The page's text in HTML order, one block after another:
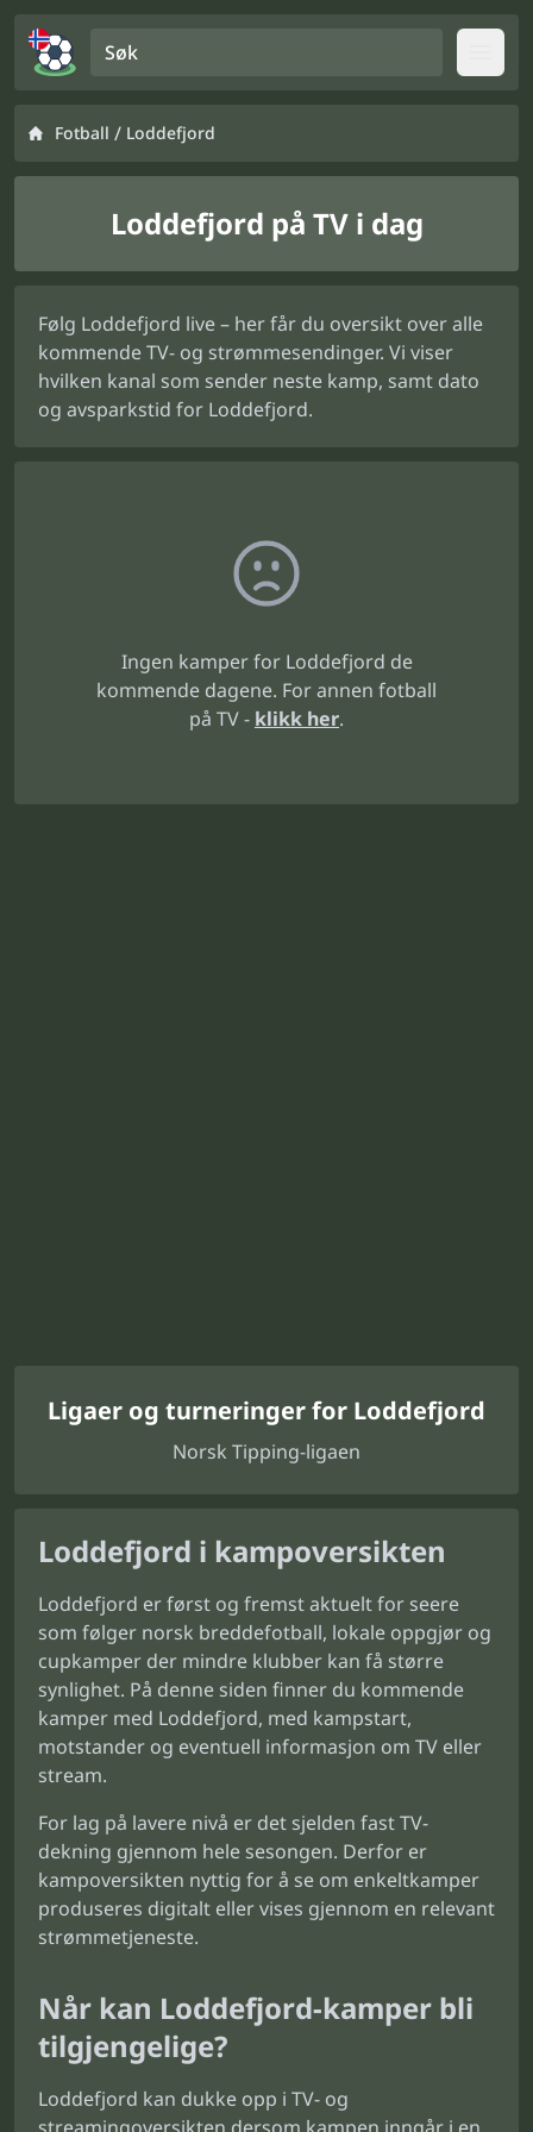
Fotball / Loddefjord
Loddefjord på TV i dag
Følg Loddefjord live – her får du oversikt over alle
kommende TV- og strømmesendinger. Vi viser
hvilken kanal som sender neste kamp, samt dato
og avsparkstid for Loddefjord.
Ingen kamper for Loddefjord de
kommende dagene. For annen fotball
på TV - klikk her.
Ligaer og turneringer for Loddefjord
Norsk Tipping-ligaen
Loddefjord i kampoversikten
Loddefjord er først og fremst aktuelt for seere
som følger norsk breddefotball, lokale oppgjør og
cupkamper der mindre klubber kan få større
synlighet. På denne siden finner du kommende
kamper med Loddefjord, med kampstart,
motstander og eventuell informasjon om TV eller
stream.
For lag på lavere nivå er det sjelden fast TV-
dekning gjennom hele sesongen. Derfor er
kampoversikten nyttig for å se om enkeltkamper
produseres digitalt eller vises gjennom en relevant
strømmetjeneste.
Når kan Loddefjord-kamper bli
tilgjengelige?
Loddefjord kan dukke opp i TV- og